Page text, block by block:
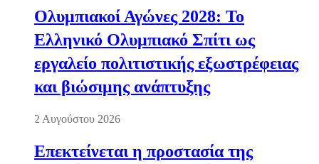
Ολυμπιακοί Αγώνες 2028: Το
Ελληνικό Ολυμπιακό Σπίτι ως
εργαλείο πολιτιστικής εξωστρέφειας
και βιώσιμης ανάπτυξης
2 Αυγούστου 2026
Επεκτείνεται η προστασία της